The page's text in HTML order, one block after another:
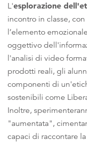
L'esplorazione
incontro in classe,
l’elemento
oggettivo
l'analisi di video
prodotti reali, gli
componenti di
sostenibili come
Inoltre,
"aumentata",
capaci di raccontare